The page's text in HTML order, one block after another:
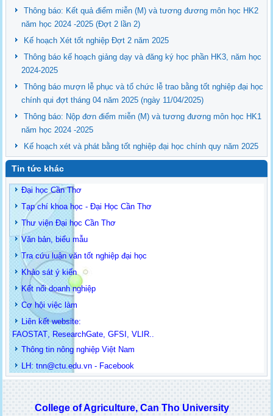
Thông báo: Kết quả điểm miễn (M) và tương đương môn học HK2
năm học 2024 -2025 (Đợt 2 lần 2)
Kế hoạch Xét tốt nghiệp Đợt 2 năm 2025
Thông báo kế hoạch giảng dạy và đăng ký học phần HK3, năm học
2024-2025
Thông báo mượn lễ phục và tổ chức lễ trao bằng tốt nghiệp đại học
chính qui đợt tháng 04 năm 2025 (ngày 11/04/2025)
Thông báo: Nộp đơn điểm miễn (M) và tương đương môn học HK1
năm học 2024 -2025
Kế hoạch xét và phát bằng tốt nghiệp đại học chính quy năm 2025
Tin tức khác
Đại học Cần Thơ
Tạp chí khoa học - Đại Học Cần Thơ
Thư viện Đại học Cần Thơ
Văn bản, biểu mẫu
Tra cứu luận văn tốt nghiệp đại học
Khảo sát ý kiến
Kết nối doanh nghiệp
Cơ hội việc làm
Liên kết website:
FAOSTAT, ResearchGate,GFSI ,VLIR..
Thông tin nông nghiệp Việt Nam
LH: tnn@ctu.edu.vn - Facebook
College of Agriculture, Can Tho University